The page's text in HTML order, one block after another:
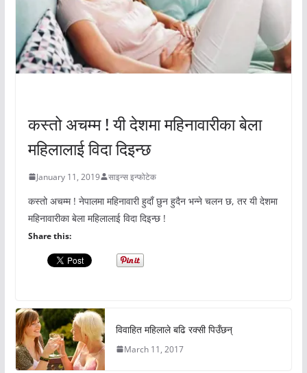
कस्तो अचम्म ! यी देशमा महिनावारीका बेला
महिलालाई विदा दिइन्छ
January 11, 2019 साइन्स इन्फोटेक
कस्तो अचम्म ! नेपालमा महिनावारी हुदाँ छुन हुदैन भन्ने चलन छ, तर यी देशमा
महिनावारीका बेला महिलालाई विदा दिइन्छ !
Share this:
विवाहित महिलाले बढि रक्सी पिउँछन्
March 11, 2017